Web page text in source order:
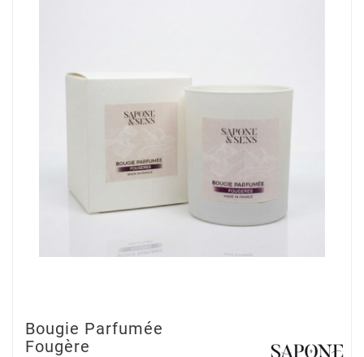
Bougie Parfumée
Fougère